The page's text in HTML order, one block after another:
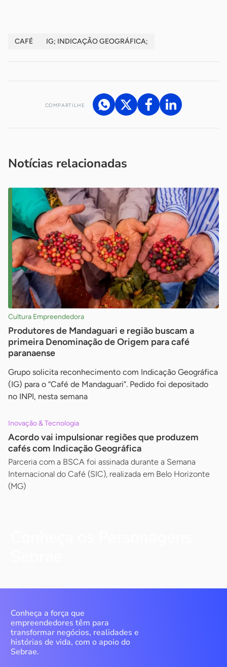
CAFÉ IG; INDICAÇÃO GEOGRÁFICA;
COMPARTILHE
Notícias relacionadas
Cultura Empreendedora
Produtores de Mandaguari e região buscam a
primeira Denominação de Origem para café
paranaense
Grupo solicita reconhecimento com Indicação Geográfica
(IG) para o “Café de Mandaguari”. Pedido foi depositado
no INPI, nesta semana
Inovação & Tecnologia
Acordo vai impulsionar regiões que produzem
cafés com Indicação Geográfica
Parceria com a BSCA foi assinada durante a Semana
Internacional do Café (SIC), realizada em Belo Horizonte
(MG)
Conheça a força que
empreendedores têm para
transformar negócios, realidades e
histórias de vida, com o apoio do
Sebrae.